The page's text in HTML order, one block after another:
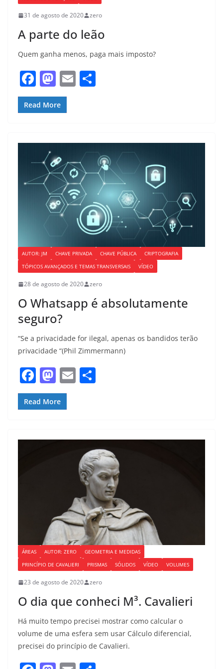
31 de agosto de 2020 zero
A parte do leão
Quem ganha menos, paga mais imposto?
F
a
c
b
o
o
k
M
a
st
d
o
n
E
Read More
AUTOR: JM CHAVE PRIVADA CHAVE PÚBLICA
CRIPTOGRAFIA
TÓPICOS AVANÇADOS E TEMAS TRANSVERSAIS
VÍDEO
28 de agosto de 2020 zero
O Whatsapp é absolutamente
seguro?
“Se a privacidade for ilegal, apenas os bandidos terão
privacidade “(Phil Zimmermann)
F
a
c
b
M
a
st
d
E
Read More
ÁREAS AUTOR: ZERO
GEOMETRIA E MEDIDAS
PRINCÍPIO DE CAVALIERI
PRISMAS SÓLIDOS VÍDEO VOLUMES
23 de agosto de 2020 zero
O dia que conheci M³. Cavalieri
Há muito tempo precisei mostrar como calcular o
volume de uma esfera sem usar Cálculo diferencial,
precisei do princípio de Cavalieri.